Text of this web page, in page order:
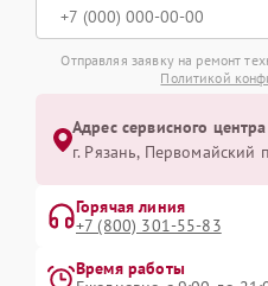
Отправляя заявку на ремонт
Политикой
Адрес сервисного
г. Рязань, Первомайский
Горячая линия
+7 (800) 301-55-83
Время работы